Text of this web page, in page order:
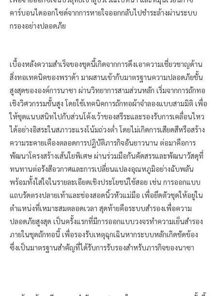
คาร์บอนไดออกไซด์จากการหายใจออกกลับไปชำระล้างผ่านระบบ
กรองอย่างปลอดภัย
เบื้องหลังความสำเร็จของชุดนี้เกิดจากการดึงเอาความเชี่ยวชาญด้าน
สิ่งทอเทคนิคของพราด้า มาผสานเข้ากับมาตรฐานความปลอดภัยขั้น
สูงสุดขององค์การนาซา ผ่านวิทยาการสามส่วนหลัก เริ่มจากการถักทอ
เชิงวิศวกรรมขั้นสูง โดยใช้เทคนิคการถักทอผ้าจำลองแบบสามมิติ เพื่อ
ให้ชุดแนบสนิทไปกับส่วนโค้งเว้าของสรีระและรองรับการเคลื่อนไหว
ได้อย่างอิสระในสภาวะแรงโน้มถ่วงต่ำ โดยไม่เกิดการเสียดสีหรือสร้าง
ความระคายเคืองตลอดการปฏิบัติภารกิจอันยาวนาน ต่อมาคือการ
พัฒนาโครงสร้างเส้นใยพิเศษ ผ่านร่วมมือกันคัดสรรและพัฒนาวัสดุที่
ทนทานต่อรังสีอวกาศและการเปลี่ยนแปลงอุณหภูมิอย่างฉับพลัน
พร้อมทั้งใส่ใจในรายละเอียดเชิงประโยชน์ใช้สอย เช่น การออกแบบ
แถบรัดตรงปลายเท้าและช่องสอดนิ้วหัวแม่มือ เพื่อยึดตัวชุดให้อยู่ใน
ตำแหน่งที่เหมาะสมตลอดเวลา สุดท้ายคือระบบสำรองเพื่อความ
ปลอดภัยสูงสุด เป็นครั้งแรกที่มีการออกแบบวงจรทำความเย็นสำรอง
ภายในชุดถักทอนี้ เพื่อรองรับเหตุฉุกเฉินหากระบบหลักเกิดขัดข้อง
ซึ่งเป็นมาตรฐานสำคัญที่ได้รับการรับรองสำหรับภารกิจของนาซา